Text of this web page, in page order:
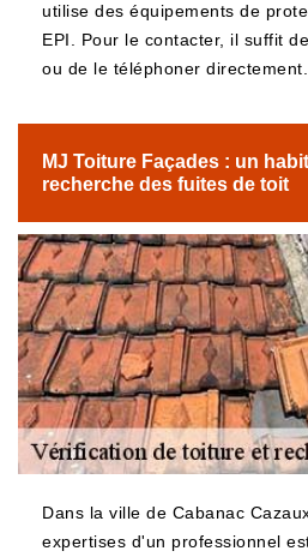
utilise des équipements de
EPI. Pour le contacter, il suffit
ou de le téléphoner directement.
MJ Toiture Façades : un
recherche des fuites de toit
Dans la ville de Cabanac
expertises d'un professionnel